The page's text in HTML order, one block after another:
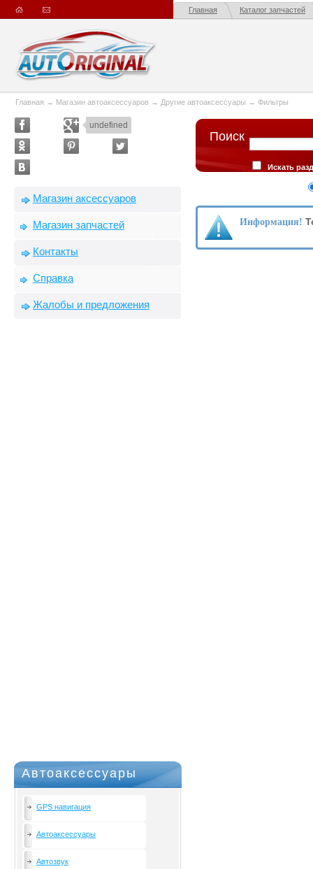
Главная Каталог запчастей
Главная → Магазин автоаксессуаров → Другие автоаксессуары → Фильтры
undefined
Магазин аксессуаров
Магазин запчастей
Контакты
Справка
Жалобы и предложения
Автоаксессуары
GPS навигация
Автоаксессуары
Автозвук
Поиск
Искать
Информация!